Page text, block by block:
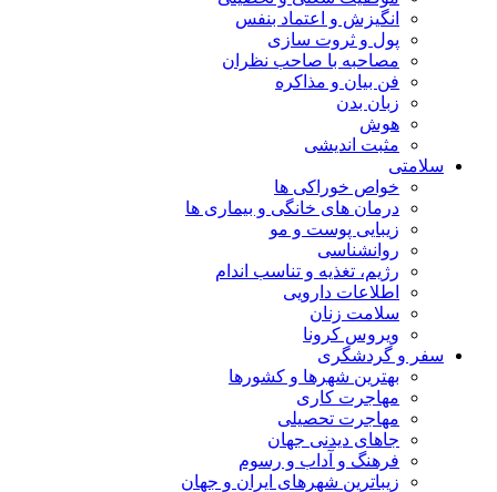
انگیزش و اعتماد بنفس
پول و ثروت سازی
مصاحبه با صاحب نظران
فن بیان و مذاکره
زبان بدن
هوش
مثبت اندیشی
سلامتی
خواص خوراکی ها
درمان های خانگی و بیماری ها
زیبایی پوست و مو
روانشناسی
رژیم، تغذیه و تناسب اندام
اطلاعات دارویی
سلامت زنان
ویروس کرونا
سفر و گردشگری
بهترین شهرها و کشورها
مهاجرت کاری
مهاجرت تحصیلی
جاهای دیدنی جهان
فرهنگ و آداب و رسوم
زیباترین شهرهای ایران و جهان